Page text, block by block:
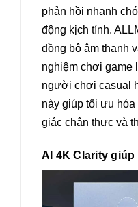
phản hồi nhanh
động kịch tính.
đồng bộ âm thanh
nghiệm chơi game
người chơi casual
này giúp tối ưu
giác chân thực và
AI 4K Clarity